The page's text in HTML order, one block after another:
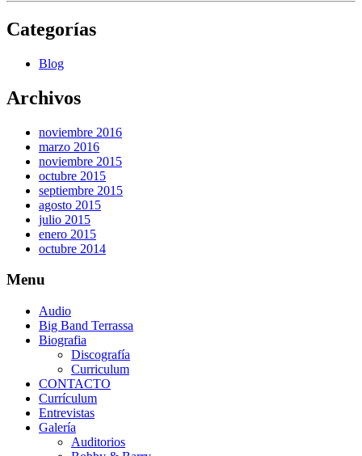
Categorías
Blog
Archivos
noviembre 2016
marzo 2016
noviembre 2015
octubre 2015
septiembre 2015
agosto 2015
julio 2015
enero 2015
octubre 2014
Menu
Audio
Big Band Terrassa
Biografia
Discografía
Curriculum
CONTACTO
Currículum
Entrevistas
Galería
Auditorios